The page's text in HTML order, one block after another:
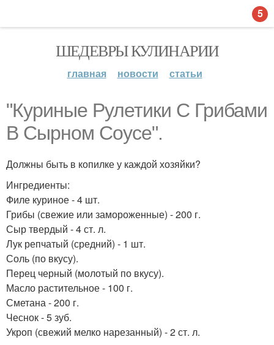
ШЕДЕВРЫ КУЛИНАРИИ
главная новости статьи
"Куриные Рулетики С Грибами
В Сырном Соусе".
Должны быть в копилке у каждой хозяйки?
Ингредиенты:
Филе куриное - 4 шт.
Грибы (свежие или замороженные) - 200 г.
Сыр твердый - 4 ст. л.
Лук репчатый (средний) - 1 шт.
Соль (по вкусу).
Перец черный (молотый по вкусу).
Масло растительное - 100 г.
Сметана - 200 г.
Чеснок - 5 зуб.
Укроп (свежий мелко нарезанный) - 2 ст. л.
5